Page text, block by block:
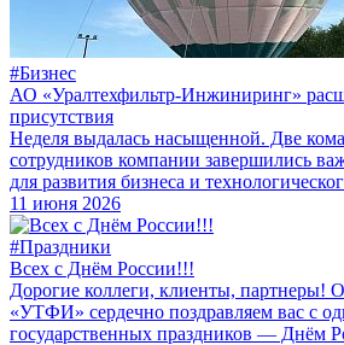
#Бизнес
АО «Уралтехфильтр-Инжиниринг»
присутствия
Неделя выдалась насыщенной. Две
сотрудников компании завершились
для развития бизнеса и
11 июня 2026
#Праздники
Всех с Днём России!!!
Дорогие коллеги, клиенты, партнеры!
«УТФИ» сердечно поздравляем вас с
государственных праздников — Днём